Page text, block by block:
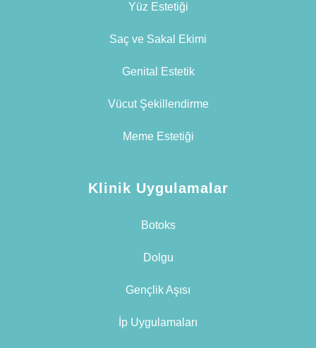
Yüz Estetiği
Saç ve Sakal Ekimi
Genital Estetik
Vücut Şekillendirme
Meme Estetiği
Klinik Uygulamalar
Botoks
Dolgu
Gençlik Aşısı
İp Uygulamaları